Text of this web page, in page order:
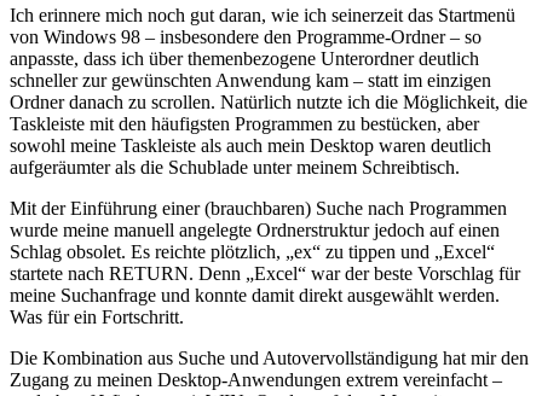
Ich erinnere mich noch gut daran, wie ich seinerzeit das Startmenü
von Windows 98 – insbesondere den Programme-Ordner – so
anpasste, dass ich über themenbezogene Unterordner deutlich
schneller zur gewünschten Anwendung kam – statt im einzigen
Ordner danach zu scrollen. Natürlich nutzte ich die Möglichkeit, die
Taskleiste mit den häufigsten Programmen zu bestücken, aber
sowohl meine Taskleiste als auch mein Desktop waren deutlich
aufgeräumter als die Schublade unter meinem Schreibtisch.
Mit der Einführung einer (brauchbaren) Suche nach Programmen
wurde meine manuell angelegte Ordnerstruktur jedoch auf einen
Schlag obsolet. Es reichte plötzlich, „ex“ zu tippen und „Excel“
startete nach RETURN. Denn „Excel“ war der beste Vorschlag für
meine Suchanfrage und konnte damit direkt ausgewählt werden.
Was für ein Fortschritt.
Die Kombination aus Suche und Autovervollständigung hat mir den
Zugang zu meinen Desktop-Anwendungen extrem vereinfacht –